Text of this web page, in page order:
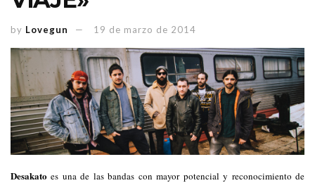
by Lovegun 19 de marzo de 2014
Desakato es una de las bandas con mayor potencial y reconocimiento de